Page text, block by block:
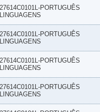
27614C0101L-PORTUGUÊS
LINGUAGENS
27614C0101L-PORTUGUÊS
LINGUAGENS
27614C0101L-PORTUGUÊS
LINGUAGENS
27614C0101L-PORTUGUÊS
LINGUAGENS